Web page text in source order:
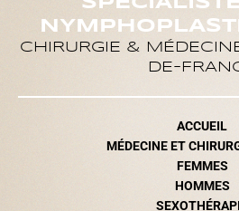
CHIRURGIE &
DE-
ACCUEIL
MÉDECINE ET
FEMMES
HOMMES